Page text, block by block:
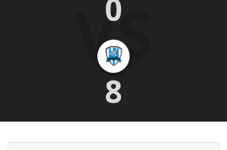
MINIBASKET
VS
0
8